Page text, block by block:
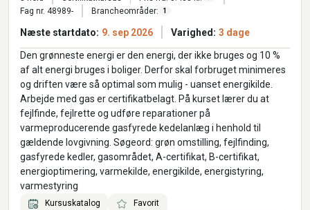
Fag nr. 48989- Brancheområder: 1
Næste startdato: 9. sep 2026 Varighed: 3 dage
Den grønneste energi er den energi, der ikke bruges og 10 %
af alt energi bruges i boliger. Derfor skal forbruget minimeres
og driften være så optimal som mulig - uanset energikilde.
Arbejde med gas er certifikatbelagt. På kurset lærer du at
fejlfinde, fejlrette og udføre reparationer på
varmeproducerende gasfyrede kedelanlæg i henhold til
gældende lovgivning. Søgeord: grøn omstilling, fejlfinding,
gasfyrede kedler, gasområdet, A-certifikat, B-certifikat,
energioptimering, varmekilde, energikilde, energistyring,
varmestyring
Kursuskatalog Favorit